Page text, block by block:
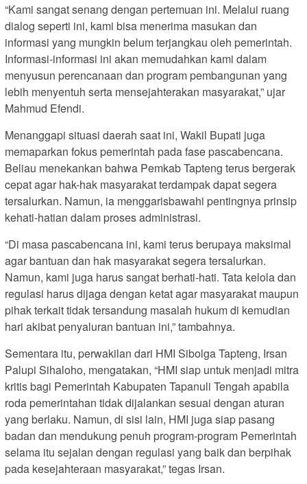
“Kami sangat senang dengan pertemuan ini. Melalui ruang
dialog seperti ini, kami bisa menerima masukan dan
informasi yang mungkin belum terjangkau oleh pemerintah.
Informasi-informasi ini akan memudahkan kami dalam
menyusun perencanaan dan program pembangunan yang
lebih menyentuh serta mensejahterakan masyarakat,” ujar
Mahmud Efendi.
Menanggapi situasi daerah saat ini, Wakil Bupati juga
memaparkan fokus pemerintah pada fase pascabencana.
Beliau menekankan bahwa Pemkab Tapteng terus bergerak
cepat agar hak-hak masyarakat terdampak dapat segera
tersalurkan. Namun, ia menggarisbawahi pentingnya prinsip
kehati-hatian dalam proses administrasi.
“Di masa pascabencana ini, kami terus berupaya maksimal
agar bantuan dan hak masyarakat segera tersalurkan.
Namun, kami juga harus sangat berhati-hati. Tata kelola dan
regulasi harus dijaga dengan ketat agar masyarakat maupun
pihak terkait tidak tersandung masalah hukum di kemudian
hari akibat penyaluran bantuan ini,” tambahnya.
Sementara itu, perwakilan dari HMI Sibolga Tapteng, Irsan
Palupi Sihaloho, mengatakan, “HMI siap untuk menjadi mitra
kritis bagi Pemerintah Kabupaten Tapanuli Tengah apabila
roda pemerintahan tidak dijalankan sesuai dengan aturan
yang berlaku. Namun, di sisi lain, HMI juga siap pasang
badan dan mendukung penuh program-program Pemerintah
selama itu sejalan dengan regulasi yang baik dan berpihak
pada kesejahteraan masyarakat,” tegas Irsan.